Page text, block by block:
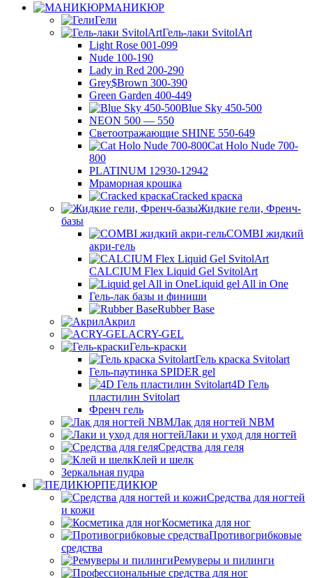
МАНИКЮР
Гели
Гель-лаки SvitolArt
Light Rose 001-099
Nude 100-190
Lady in Red 200-290
Grey$Brown 300-390
Green Garden 400-449
Blue Sky 450-500
NEON 500 — 550
Светоотражающие SHINE 550-649
Cat Holo Nude 700-
800
PLATINUM 12930-12942
Мраморная крошка
Cracked краска
Жидкие гели, Френч-
базы
COMBI жидкий
акри-гель
CALCIUM Flex Liquid Gel SvitolArt
Liquid gel All in One
Гель-лак базы и финиши
Rubber Base
Акрил
ACRY-GEL
Гель-краски
Гель краска Svitolart
Гель-паутинка SPIDER gel
4D Гель
пластилин Svitolart
Френч гель
Лак для ногтей NBM
Лаки и уход для ногтей
Средства для геля
Клей и шелк
Зеркальная пудра
ПЕДИКЮР
Средства для ногтей
и кожи
Косметика для ног
Противогрибковые
средства
Ремуверы и пилинги